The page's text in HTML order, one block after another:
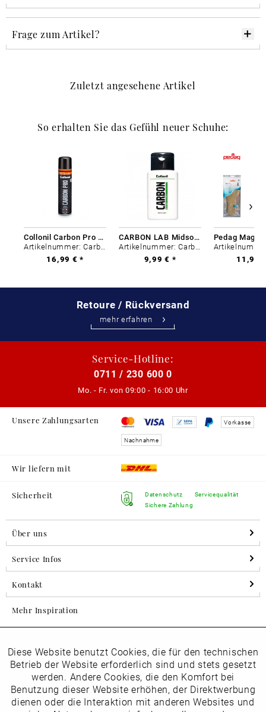
Frage zum Artikel?
Zuletzt angesehene Artikel
So erhalten Sie das Gefühl neuer Schuhe:
Collonil Carbon Pro 400 ml
Artikelnummer: Carbon-0
16,99 € *
CARBON LAB Midsole Cleaner
Artikelnummer: Carbon-0
9,99 € *
11,99
Retoure / Rückversand
mehr erfahren
Service-Hotline:
0711 / 230 600 0
Mo. - Fr. von 09:00 - 16:00 Uhr
Unsere Zahlungsarten Vorkasse
Nachnahme
Wir liefern mit
Sicherheit
Datenschutz
Sichere Zahlung
Servicequalität
Über uns
Service Infos
Kontakt
Mehr Inspiration
Folgen Sie uns auf Instagram
horsch_schuhe
Funktionale Aktiv
Marketing Inaktiv
Diese Website benutzt Cookies, die für den technischen
Betrieb der Website erforderlich sind und stets gesetzt
werden. Andere Cookies, die den Komfort bei
Benutzung dieser Website erhöhen, der Direktwerbung
dienen oder die Interaktion mit anderen Websites und